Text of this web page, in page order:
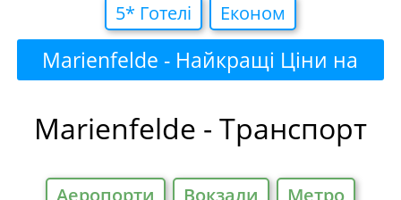
5* Готелi
Економ
Marienfelde - Найкращі Ціни на
Marienfelde - Транспорт